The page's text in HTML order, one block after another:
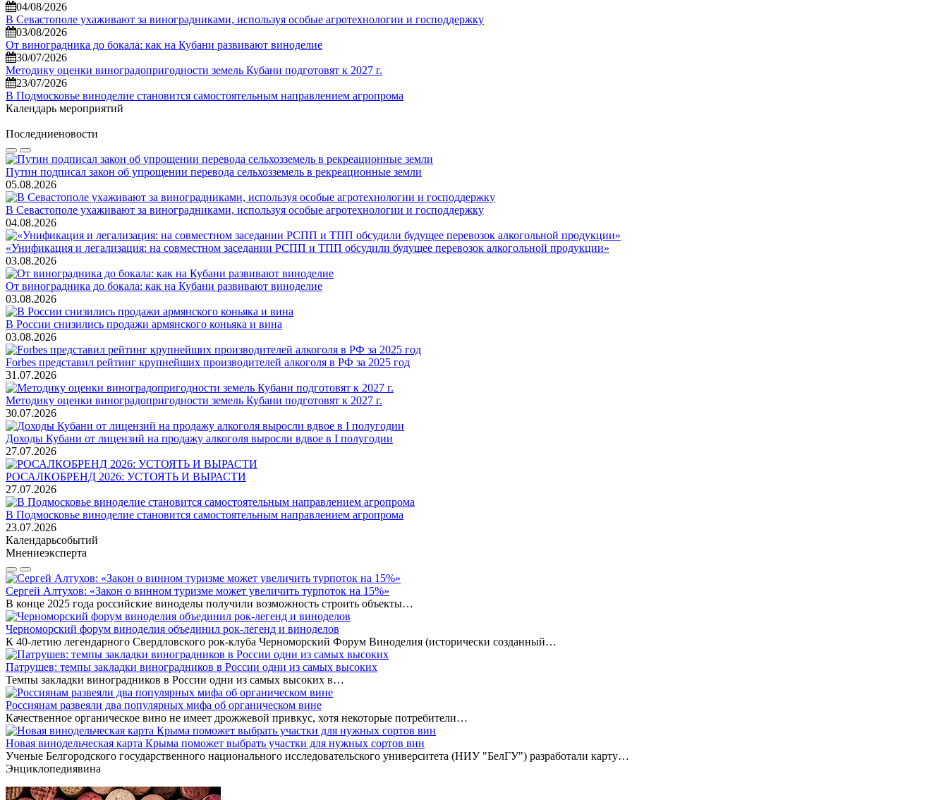
04/08/2026
В Севастополе ухаживают за виноградниками, используя особые агротехнологии и господдержку
03/08/2026
От виноградника до бокала: как на Кубани развивают виноделие
30/07/2026
Методику оценки виноградопригодности земель Кубани подготовят к 2027 г.
23/07/2026
В Подмосковье виноделие становится самостоятельным направлением агропрома
Календарь мероприятий
Последниеновости
Путин подписал закон об упрощении перевода сельхозземель в рекреационные земли
05.08.2026
В Севастополе ухаживают за виноградниками, используя особые агротехнологии и господдержку
04.08.2026
«Унификация и легализация: на совместном заседании РСПП и ТПП обсудили будущее перевозок алкогольной продукции»
03.08.2026
От виноградника до бокала: как на Кубани развивают виноделие
03.08.2026
В России снизились продажи армянского коньяка и вина
03.08.2026
Forbes представил рейтинг крупнейших производителей алкоголя в РФ за 2025 год
31.07.2026
Методику оценки виноградопригодности земель Кубани подготовят к 2027 г.
30.07.2026
Доходы Кубани от лицензий на продажу алкоголя выросли вдвое в I полугодии
27.07.2026
РОСАЛКОБРЕНД 2026: УСТОЯТЬ И ВЫРАСТИ
27.07.2026
В Подмосковье виноделие становится самостоятельным направлением агропрома
23.07.2026
Календарьсобытий
Мнениеэксперта
Сергей Алтухов: «Закон о винном туризме может увеличить турпоток на 15%»
В конце 2025 года российские виноделы получили возможность строить объекты…
Черноморский форум виноделия объединил рок-легенд и виноделов
К 40-летию легендарного Свердловского рок-клуба Черноморский Форум Виноделия (исторически созданный…
Патрушев: темпы закладки виноградников в России одни из самых высоких
Темпы закладки виноградников в России одни из самых высоких в…
Россиянам развеяли два популярных мифа об органическом вине
Качественное органическое вино не имеет дрожжевой привкус, хотя некоторые потребители…
Новая винодельческая карта Крыма поможет выбрать участки для нужных сортов вин
Ученые Белгородского государственного национального исследовательского университета (НИУ "БелГУ") разработали карту…
Энциклопедиявина